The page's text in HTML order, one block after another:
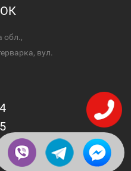
обл.,
вул.